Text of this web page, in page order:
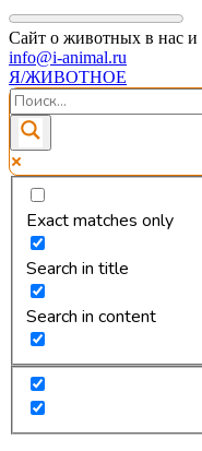
Сайт о животных в нас
info@i-animal.ru
Я/ЖИВОТНОЕ
Exact matches only
Search in title
Search in content